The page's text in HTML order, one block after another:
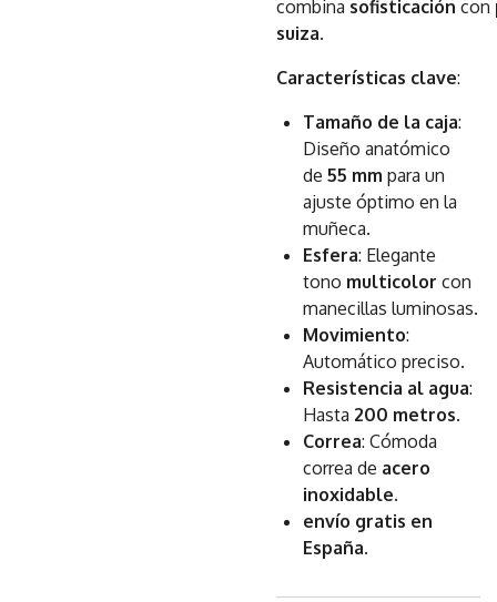
combina sofisticación con
suiza.
Características clave:
Tamaño de la caja:
Diseño anatómico
de 55 mm para un
ajuste óptimo en la
muñeca.
Esfera: Elegante
tono multicolor con
manecillas luminosas.
Movimiento:
Automático preciso.
Resistencia al agua:
Hasta 200 metros.
Correa: Cómoda
correa de acero
inoxidable.
envío gratis en
España.